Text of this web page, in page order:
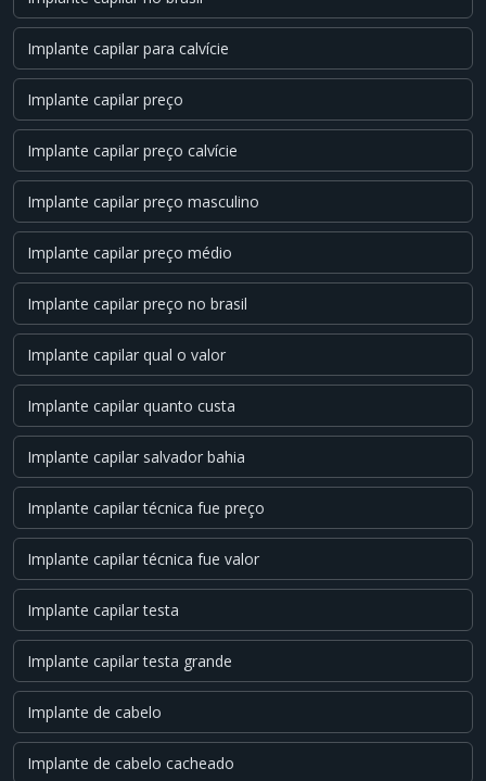
Implante capilar para calvície
Implante capilar preço
Implante capilar preço calvície
Implante capilar preço masculino
Implante capilar preço médio
Implante capilar preço no brasil
Implante capilar qual o valor
Implante capilar quanto custa
Implante capilar salvador bahia
Implante capilar técnica fue preço
Implante capilar técnica fue valor
Implante capilar testa
Implante capilar testa grande
Implante de cabelo
Implante de cabelo cacheado